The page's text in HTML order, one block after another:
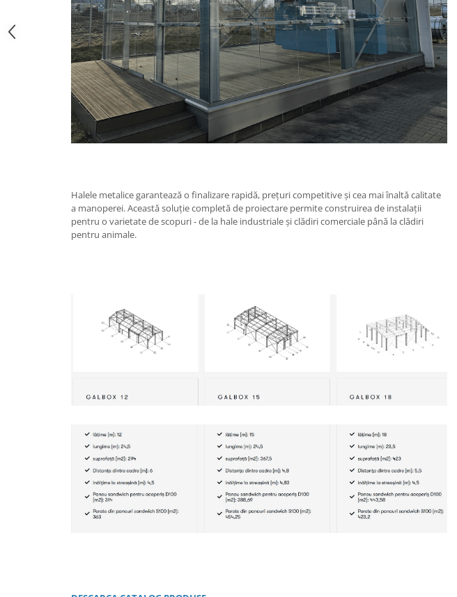
Halele metalice garantează o finalizare rapidă, prețuri competitive și cea mai înaltă calitate
a manoperei. Această soluție completă de proiectare permite construirea de instalații
pentru o varietate de scopuri - de la hale industriale și clădiri comerciale până la clădiri
pentru animale.